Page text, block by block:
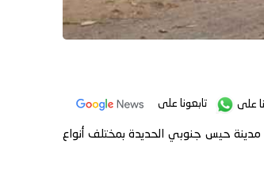
على تابعونا على
الأربعاء 17 مارس، استهدافها على مدينة حيس جنوبي الحديدة بمختلف أنواع